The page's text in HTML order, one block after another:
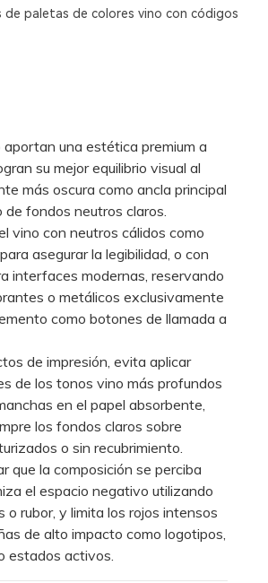
de paletas de colores vino con códigos
una estética premium a
su mejor equilibrio visual al
más oscura como ancla principal
de fondos neutros claros.
vino con neutros cálidos como
asegurar la legibilidad, o con
interfaces modernas, reservando
o metálicos exclusivamente
como botones de llamada a
de impresión, evita aplicar
de los tonos vino más profundos
en el papel absorbente,
los fondos claros sobre
o sin recubrimiento.
la composición se perciba
el espacio negativo utilizando
o rubor, y limita los rojos intensos
de alto impacto como logotipos,
estados activos.